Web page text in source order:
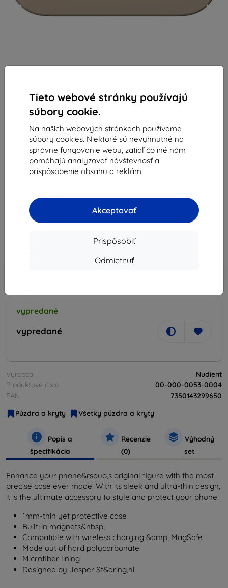
Tieto webové stránky používajú
súbory cookie.
Na našich webových stránkach používame
súbory cookies. Niektoré sú nevyhnutné na
správne fungovanie webu, zatiaľ čo iné nám
pomáhajú analyzovať návštevnosť a
prispôsobenie obsahu a reklám.
Akceptovať
Prispôsobiť
Odmietnuť
Nudient
Kryt Nudient Thin MagSafe for iPhone 14 Pro clay
Beige (00-000-0053-0004)
Popis a špecifikácia
30,65 €
vypredané
vypredané
Výrobca
Nudient
Produktové číslo
00-000-0053-0004
EAN
7350143299650
Púzdra a kryty
Všetky púzdra a kryty
Popis a
špecifikácia
Recenzie
(0)
Výhodný
set
Enhance your phone&rsquo,s original figure with the most
precise case ever made. With its sleek and ultra-thin design,
it is the ultimate accessory to style and protect your phone.
1mm-thin yet protective case
Built-in magnets&nbsp,
Compatible with wireless charging &amp, MagSafe
Made out of hard polycarbonate
Microfiber lining
Designed by Jesper St&aring,hl